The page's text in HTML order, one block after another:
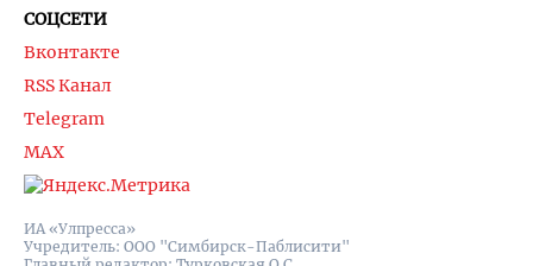
ИА «Улпресса»
Учредитель: ООО "Симбирск-Паблисити"
СОЦСЕТИ
Вконтакте
RSS Канал
Telegram
MAX